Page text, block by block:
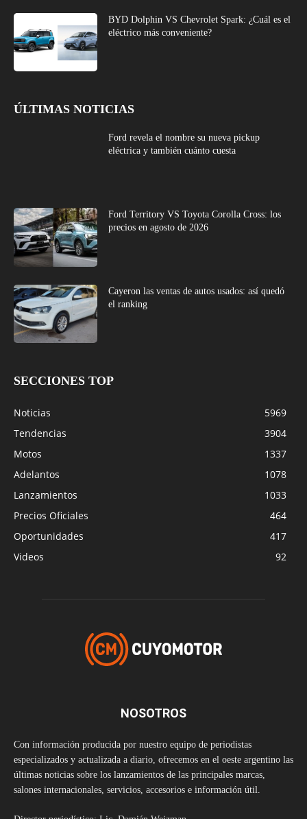
BYD Dolphin VS Chevrolet Spark: ¿Cuál es el
eléctrico más conveniente?
ÚLTIMAS NOTICIAS
Ford revela el nombre su nueva pickup
eléctrica y también cuánto cuesta
Ford Territory VS Toyota Corolla Cross: los
precios en agosto de 2026
Cayeron las ventas de autos usados: así quedó
el ranking
SECCIONES TOP
Noticias
5969
Tendencias
3904
Motos
1337
Adelantos
1078
Lanzamientos
1033
Precios Oficiales
464
Oportunidades
417
Videos
92
NOSOTROS
Con información producida por nuestro equipo de periodistas
especializados y actualizada a diario, ofrecemos en el oeste argentino las
últimas noticias sobre los lanzamientos de las principales marcas,
salones internacionales, servicios, accesorios e información útil.